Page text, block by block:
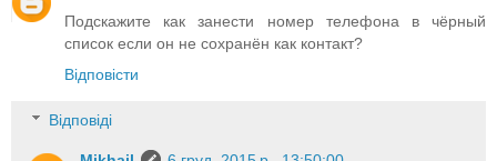
Подскажите как занести номер телефона в чёрный
список если он не сохранён как контакт?
Відповісти
Відповіді